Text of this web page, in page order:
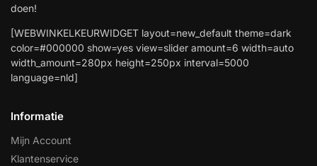
doen!
[WEBWINKELKEURWIDGET layout=new_default theme=dark
color=#000000 show=yes view=slider amount=6 width=auto
width_amount=280px height=250px interval=5000
language=nld]
Informatie
Mijn Account
Klantenservice